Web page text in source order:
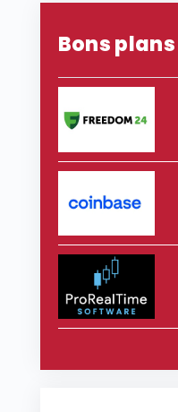
Bons plans